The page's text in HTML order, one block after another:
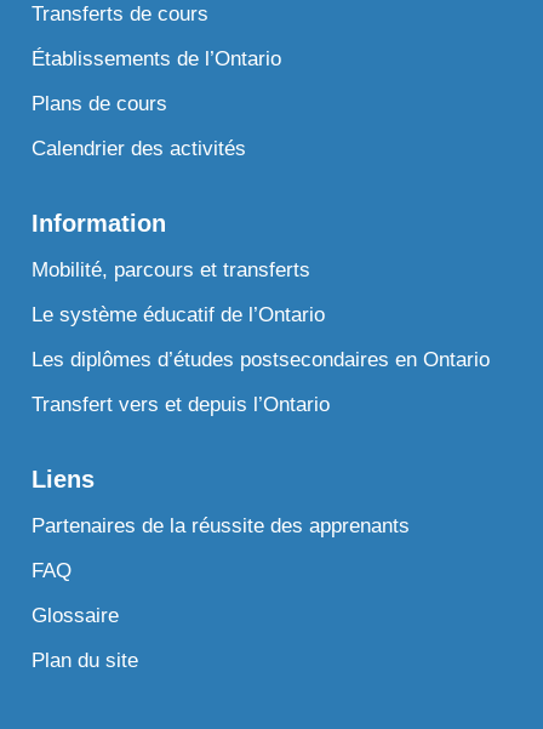
Transferts de cours
Établissements de l’Ontario
Plans de cours
Calendrier des activités
Information
Mobilité, parcours et transferts
Le système éducatif de l’Ontario
Les diplômes d’études postsecondaires en Ontario
Transfert vers et depuis l’Ontario
Liens
Partenaires de la réussite des apprenants
FAQ
Glossaire
Plan du site